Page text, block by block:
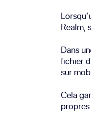
Realm,
Dans
fichier
sur
Cela